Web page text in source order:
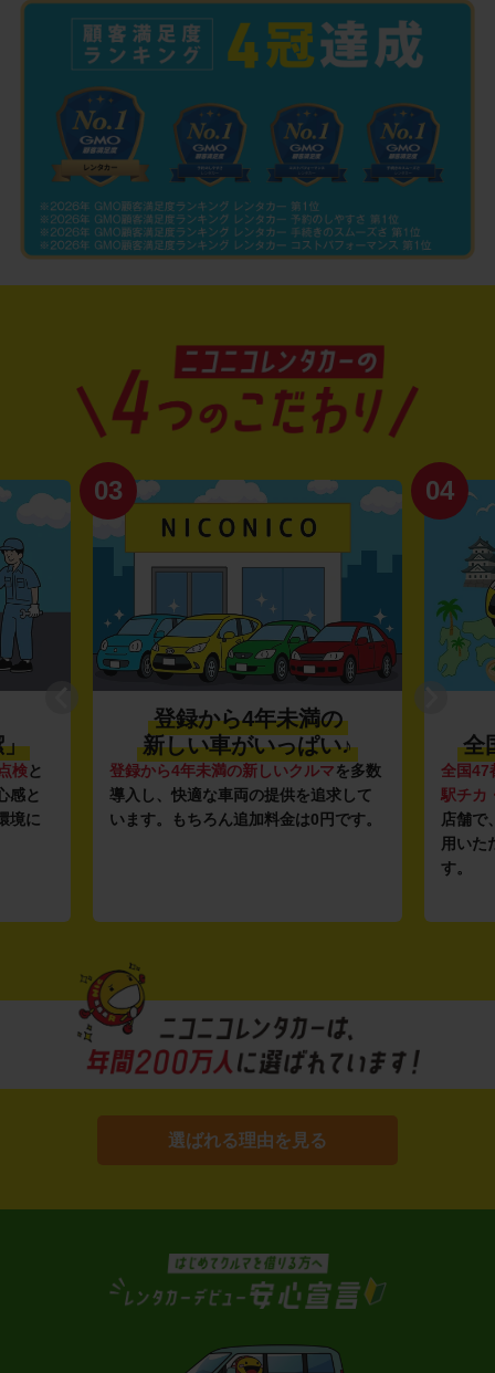
」
検と
感と
境に
03
登録から4年未満の
新しい車がいっぱい♪
登録から4年未満の新しいクルマを多数
導入し、快適な車両の提供を追求して
います。もちろん追加料金は0円です。
04
全
全国47
駅チカ
店舗で
用いた
す。
選ばれる理由を見る